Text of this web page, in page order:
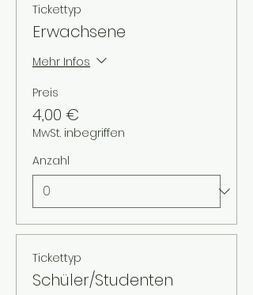
Tickettyp
Erwachsene
Mehr Infos
Preis
4,00 €
MwSt. inbegriffen
Anzahl
Tickettyp
Schüler/Studenten